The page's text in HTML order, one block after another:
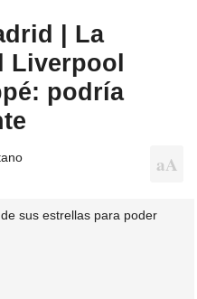
| La
Liverpool
podría
sus estrellas para poder